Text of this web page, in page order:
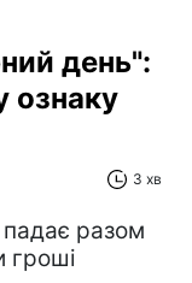
день":
ознаку
3 хв
разом
гроші